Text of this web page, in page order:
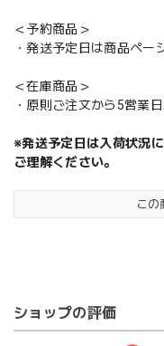
＜予約商品＞
・発送予定日は商品ペー
＜在庫商品＞
・原則ご注文から5営業
※発送予定日は入荷状況
ご理解ください。
この
ショップの評価